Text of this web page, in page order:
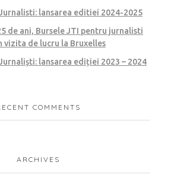
lansarea editiei 2024-2025
de ani, Bursele JTI pentru jurnalisti
de lucru la Bruxelles
lansarea ediției 2023 – 2024
COMMENTS
ARCHIVES